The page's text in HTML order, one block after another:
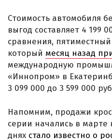
Стоимость автомобиля
выгод составляет 4 199
сравнения,
который месяц назад
международную
«Иннопром» в
3 099 000 до 3 599 000
Напомним, продажи
серии начались в
днях стало известно о